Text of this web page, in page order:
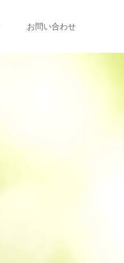
お問い合わせ